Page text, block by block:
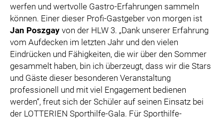
werfen und wertvolle Gastro-Erfahrungen sammeln
können. Einer dieser Profi-Gastgeber von morgen ist
Jan Poszgay von der HLW 3. „Dank unserer Erfahrung
vom Aufdecken im letzten Jahr und den vielen
Eindrücken und Fähigkeiten, die wir über den Sommer
gesammelt haben, bin ich überzeugt, dass wir die Stars
und Gäste dieser besonderen Veranstaltung
professionell und mit viel Engagement bedienen
werden“, freut sich der Schüler auf seinen Einsatz bei
der LOTTERIEN Sporthilfe-Gala. Für Sporthilfe-